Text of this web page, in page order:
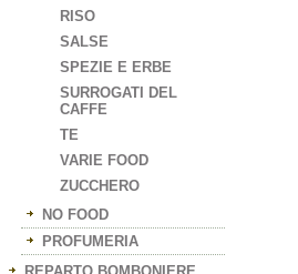
RISO
SALSE
SPEZIE E ERBE
SURROGATI DEL
CAFFE
TE
VARIE FOOD
ZUCCHERO
NO FOOD
PROFUMERIA